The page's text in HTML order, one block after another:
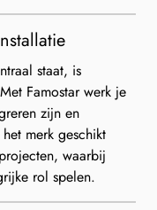
staat, is
Famostar werk je
zijn en
merk geschikt
waarbij
rol spelen.